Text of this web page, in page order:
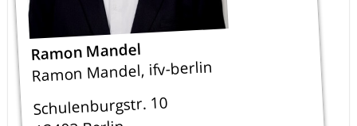
Ramon Mandel
Ramon Mandel, ifv-berlin
Schulenburgstr. 10